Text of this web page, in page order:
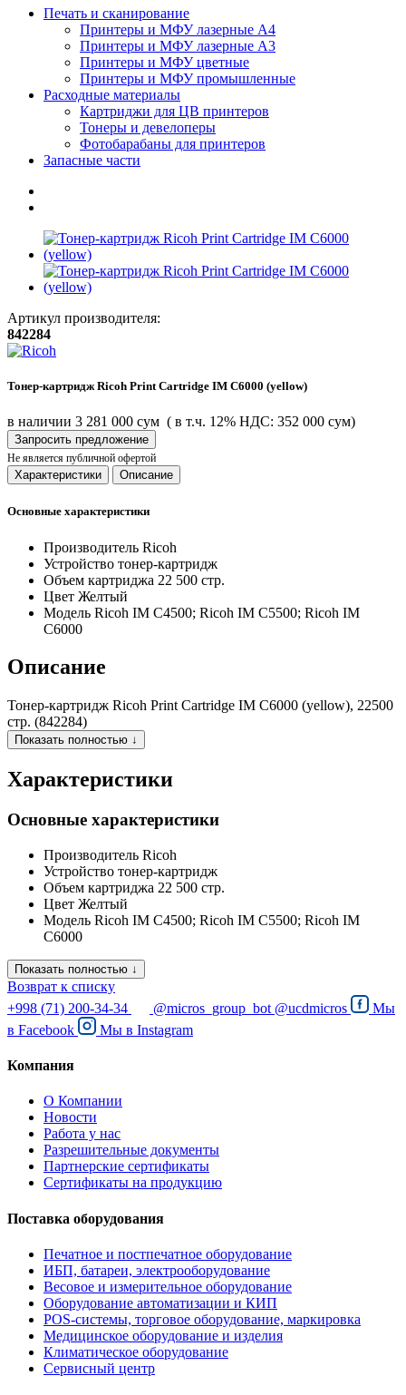
Печать и сканирование
Принтеры и МФУ лазерные А4
Принтеры и МФУ лазерные А3
Принтеры и МФУ цветные
Принтеры и МФУ промышленные
Расходные материалы
Картриджи для ЦВ принтеров
Тонеры и девелоперы
Фотобарабаны для принтеров
Запасные части
Артикул производителя:
842284
Тонер-картридж Ricoh Print Cartridge IM C6000 (yellow)
в наличии 3 281 000 сум ( в т.ч. 12% НДС: 352 000 сум)
Запросить предложение
Не является публичной офертой
Характеристики Описание
Основные характеристики
Производитель Ricoh
Устройство тонер-картридж
Объем картриджа 22 500 стр.
Цвет Желтый
Модель Ricoh IM C4500; Ricoh IM C5500; Ricoh IM
C6000
Описание
Тонер-картридж Ricoh Print Cartridge IM C6000 (yellow), 22500
стр. (842284)
Показать полностью ↓
Характеристики
Основные характеристики
Производитель Ricoh
Устройство тонер-картридж
Объем картриджа 22 500 стр.
Цвет Желтый
Модель Ricoh IM C4500; Ricoh IM C5500; Ricoh IM
C6000
Показать полностью ↓
Возврат к списку
+998 (71) 200-34-34
@micros_group_bot @ucdmicros
Мы
в Facebook Мы в Instagram
Компания
О Компании
Новости
Работа у нас
Разрешительные документы
Партнерские сертификаты
Сертификаты на продукцию
Поставка оборудования
Печатное и постпечатное оборудование
ИБП, батареи, электрооборудование
Весовое и измерительное оборудование
Оборудование автоматизации и КИП
POS-системы, торговое оборудование, маркировка
Медицинское оборудование и изделия
Климатическое оборудование
Сервисный центр